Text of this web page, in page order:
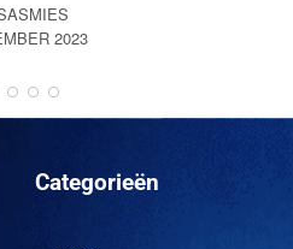
2023
Categorieën